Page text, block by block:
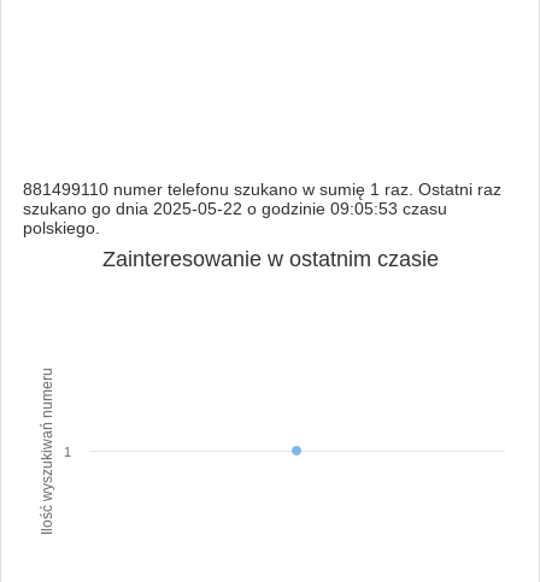
881499110 numer telefonu szukano w sumię 1 raz. Ostatni raz
szukano go dnia 2025-05-22 o godzinie 09:05:53 czasu
polskiego.
Ilość wyszukiwań numeru
Zainteresowanie w ostatnim czasie
1